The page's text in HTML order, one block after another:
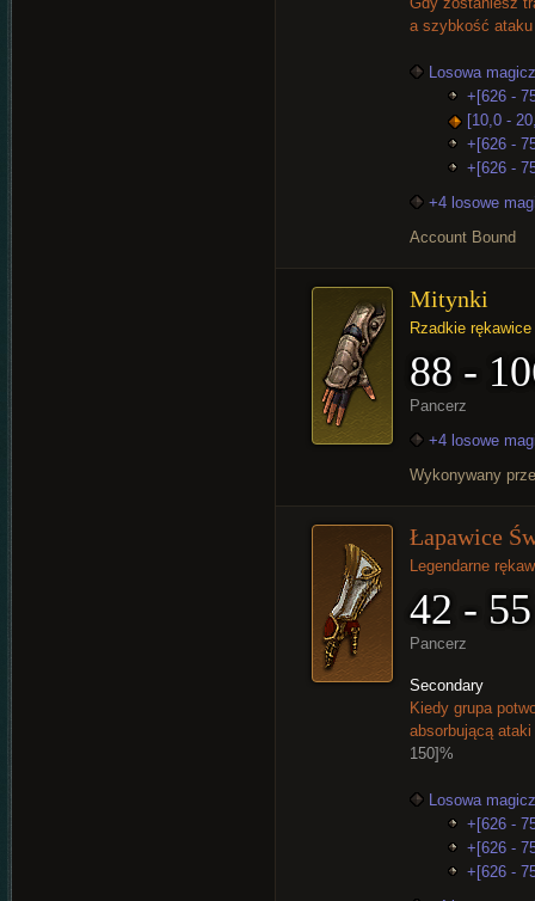
a szybkość
Losowa
+[626 -
[10,0 -
+[626 -
+[626 -
+4 losowe
Account Bound
Mitynki
Rzadkie rękawice
88 -
Pancerz
+4 losowe
Wykonywany
Łapawice
Legendarne
42 - 55
Pancerz
Secondary
Kiedy grupa
absorbującą
150]%
Losowa
+[626 -
+[626 -
+[626 -